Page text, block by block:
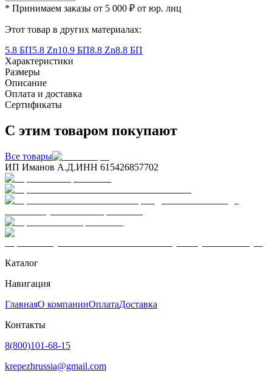
* Принимаем заказы от 5 000 ₽ от юр. лиц
Этот товар в других материалах:
5.8 БП5.8 Zn10.9 БП8.8 Zn8.8 БП
Характеристики
Размеры
Описание
Оплата и доставка
Сертификаты
С этим товаром покупают
Все товары
ИП Иманов А.Д.ИНН 615426857702
Каталог
Навигация
ГлавнаяО компанииОплатаДоставка
Контакты
8(800)101-68-15
krepezhrussia@gmail.com